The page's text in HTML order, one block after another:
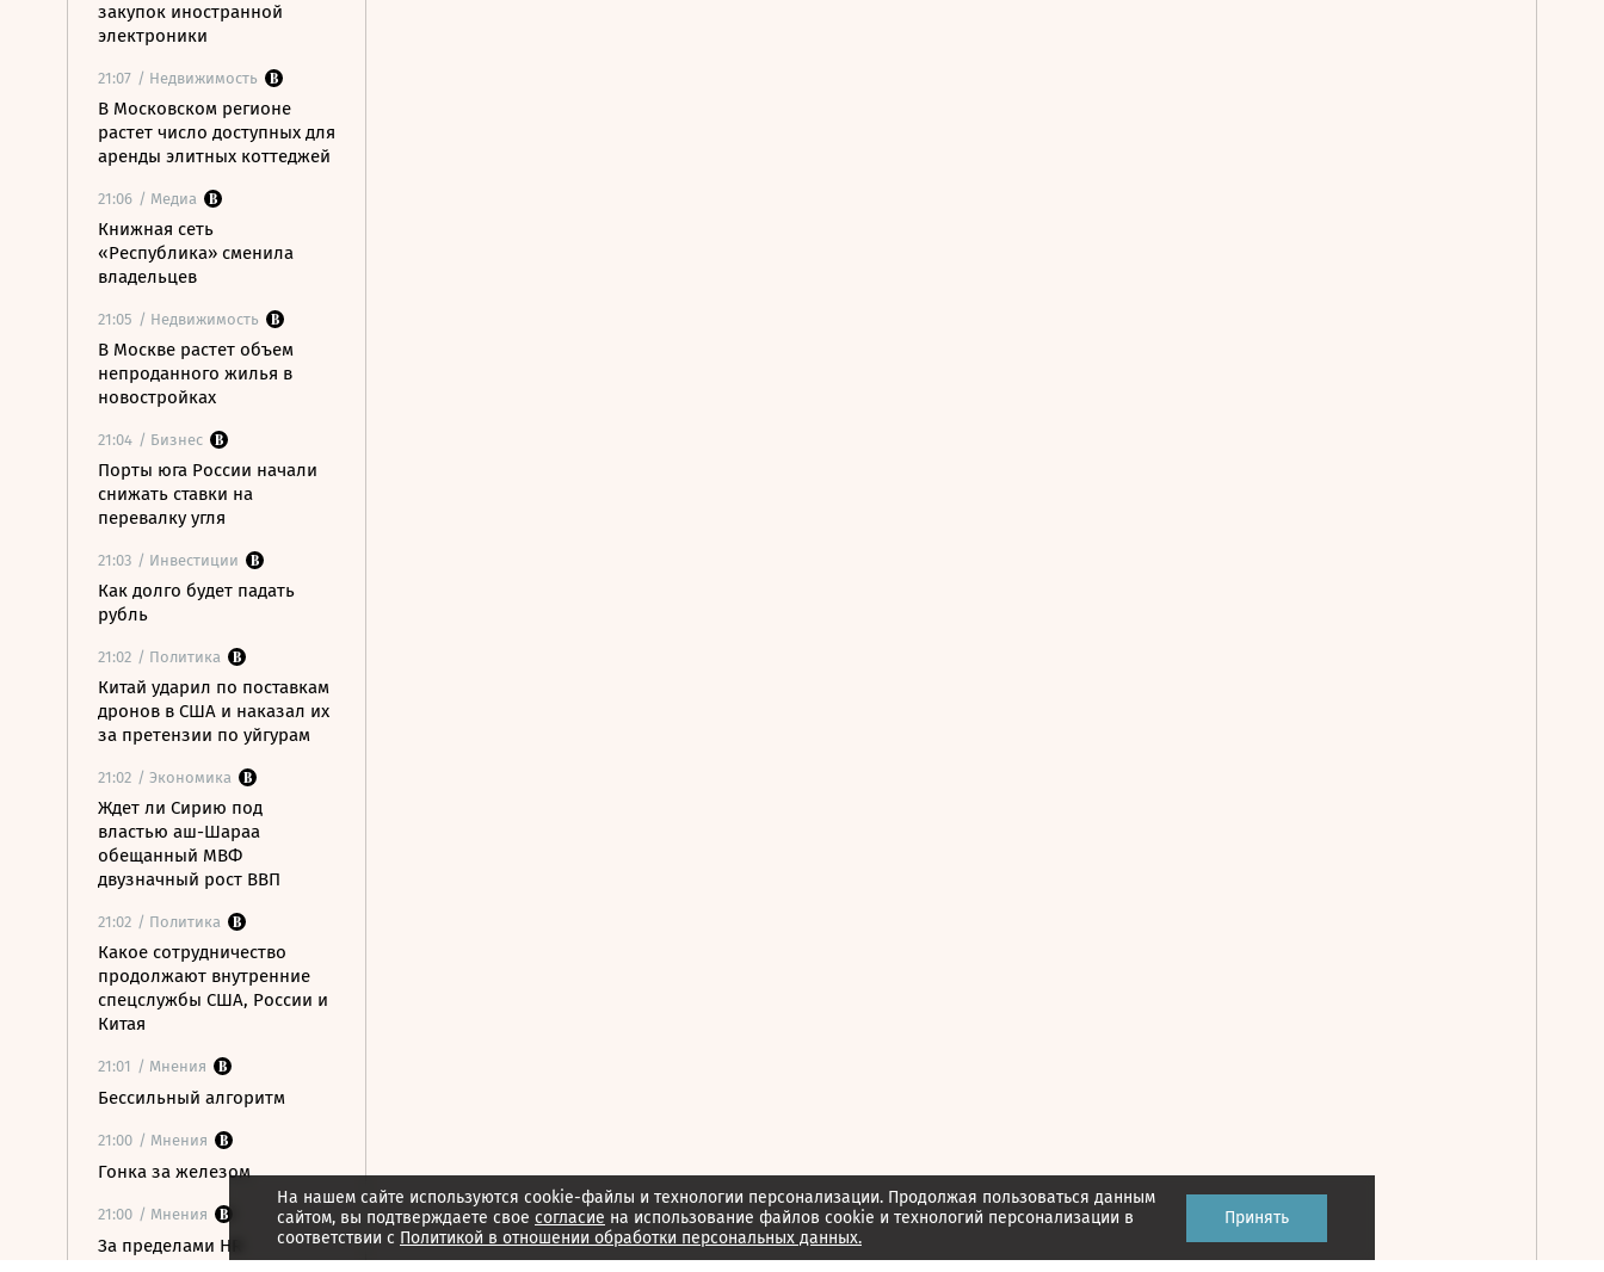
закупок иностранной
электроники
21:07 / Недвижимость
В Московском регионе
растет число доступных для
аренды элитных коттеджей
21:06 / Медиа
Книжная сеть
«Республика» сменила
владельцев
21:05 / Недвижимость
В Москве растет объем
непроданного жилья в
новостройках
21:04 / Бизнес
Порты юга России начали
снижать ставки на
перевалку угля
21:03 / Инвестиции
Как долго будет падать
рубль
21:02 / Политика
Китай ударил по поставкам
дронов в США и наказал их
за претензии по уйгурам
21:02 / Экономика
Ждет ли Сирию под
властью аш-Шараа
обещанный МВФ
двузначный рост ВВП
21:02 / Политика
Какое сотрудничество
продолжают внутренние
спецслужбы США, России и
Китая
21:01 / Мнения
Бессильный алгоритм
21:00 / Мнения
Гонка за железом
21:00 / Мнения
За пределами HR
На нашем сайте используются cookie-файлы и технологии персонализации. Продолжая пользоваться данным
сайтом, вы подтверждаете свое согласие на использование файлов cookie и технологий персонализации в
соответствии с Политикой в отношении обработки персональных данных.
Принять